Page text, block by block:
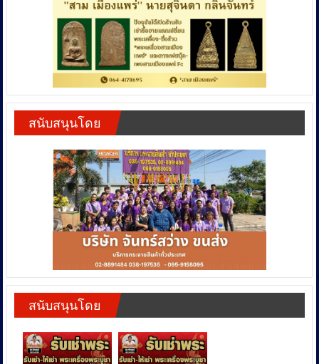
สนับสนุนโดย
สนับสนุนโดย